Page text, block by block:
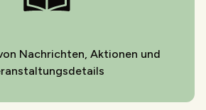
Nachrichten, Aktionen und